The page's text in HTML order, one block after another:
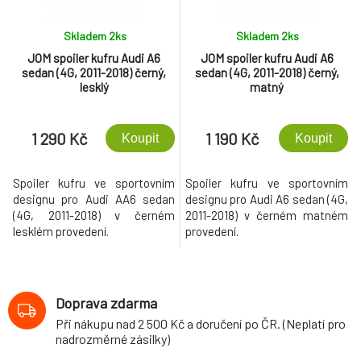
JOM spoiler kufru Audi A6
sedan (4G, 2011-2018) černý,
lesklý
Skladem 2ks
1 290 Kč Koupit
Spoiler kufru ve sportovním
designu pro Audi AA6 sedan
(4G, 2011-2018) v černém
lesklém provedení.
JOM spoiler kufru Audi A6
sedan (4G, 2011-2018) černý,
matný
Skladem 2ks
1 190 Kč Koupit
Spoiler kufru ve sportovním
designu pro Audi A6 sedan (4G,
2011-2018) v černém matném
provedení.
Doprava zdarma
Při nákupu nad 2 500 Kč a doručení po ČR. (Neplatí pro
nadrozměrné zásilky)